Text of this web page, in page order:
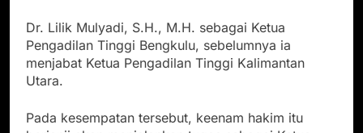
Dr. Lilik Mulyadi, S.H., M.H. sebagai Ketua
Pengadilan Tinggi Bengkulu, sebelumnya ia
menjabat Ketua Pengadilan Tinggi Kalimantan
Utara.
Pada kesempatan tersebut, keenam hakim itu